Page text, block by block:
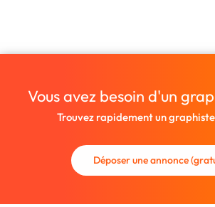
Vous avez besoin d'un
Trouvez rapidement un
Déposer une annonce